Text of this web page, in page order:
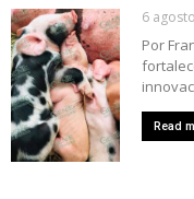
6
Por
Read